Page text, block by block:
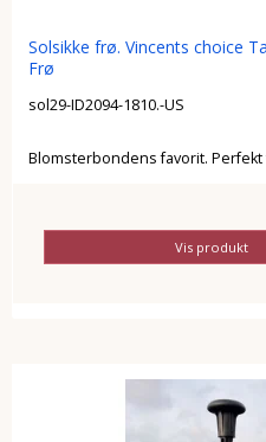
Solsikke frø. Vincents choice
Frø
sol29-ID2094-1810.-US
Blomsterbondens favorit. Perfekt
Vis produkt